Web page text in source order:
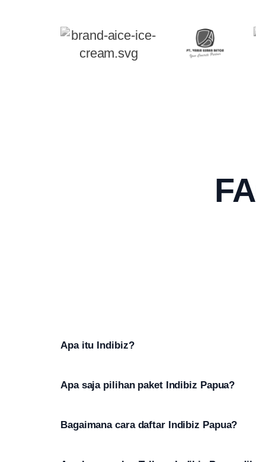
Apa itu Indibiz?
Apa saja pilihan paket Indibiz Papua?
Bagaimana cara daftar Indibiz Papua?